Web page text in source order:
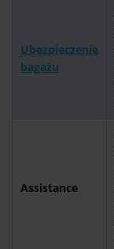
Ubezpieczenie
bagażu
Assistance